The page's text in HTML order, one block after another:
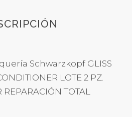
Schwarzkopf GLISS
LOTE 2 PZ.
TOTAL